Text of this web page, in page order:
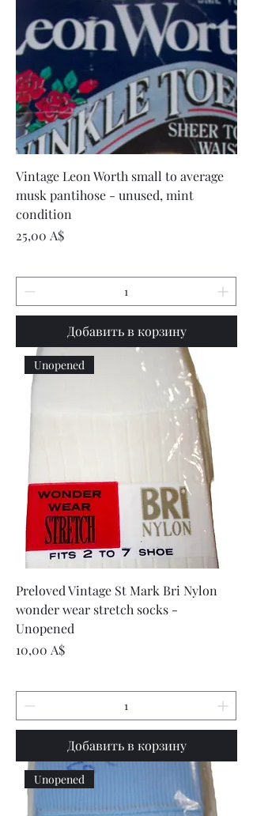
Vintage Leon Worth small to average
musk pantihose - unused, mint
condition
Цена
25,00 A$
Добавить в корзину
Unopened
Preloved Vintage St Mark Bri Nylon
wonder wear stretch socks -
Unopened
Цена
10,00 A$
Добавить в корзину
Unopened